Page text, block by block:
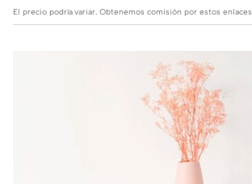
El precio podría variar. Obtenemos comisión por estos enlaces